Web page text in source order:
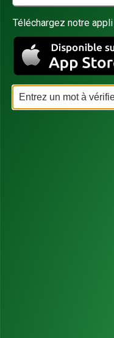
Téléchargez notre